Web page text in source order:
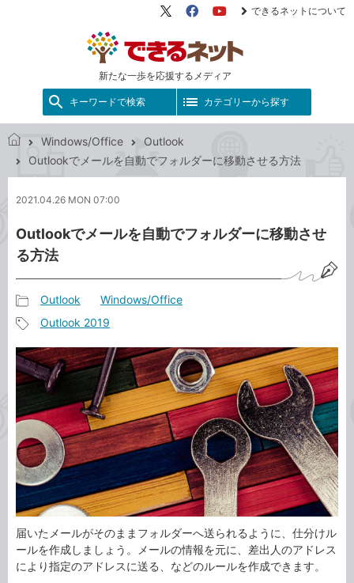
新たな一歩を応援するメディア
X（旧
FacebookYouTube
できるネットについて
キーワードで検索 カテゴリーから探す
で
ネ
ト
Windows/Office
Outlook
Outlookでメールを自動でフォルダーに移動させる方法
2021.04.26 MON 07:00
Outlookでメールを自動でフォルダーに移動させ
る方法
事
カ
テ
リ
Outlook Windows/Office
事
タ
Outlook 2019
届いたメールがそのままフォルダーへ送られるように、仕分けル
ールを作成しましょう。メールの情報を元に、差出人のアドレス
により指定のアドレスに送る、などのルールを作成できます。